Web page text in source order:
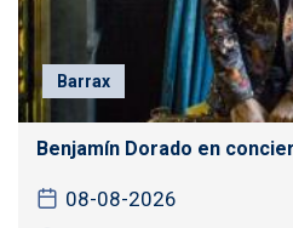
Barrax
Benjamín Dorado en
08-08-2026